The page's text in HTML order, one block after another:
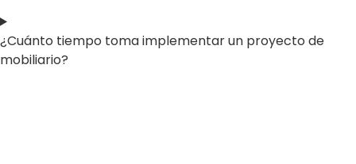
¿Cuánto tiempo toma implementar un proyecto de
mobiliario?